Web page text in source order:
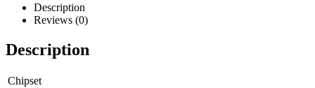
Description
Reviews (0)
Description
Chipset